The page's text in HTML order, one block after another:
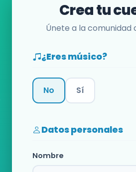
Crea tu
Únete a la comunidad
¿Eres músico?
No Sí
Datos personales
Nombre